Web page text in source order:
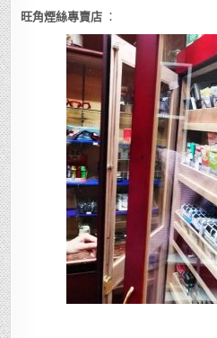
旺角煙絲專賣店 ：